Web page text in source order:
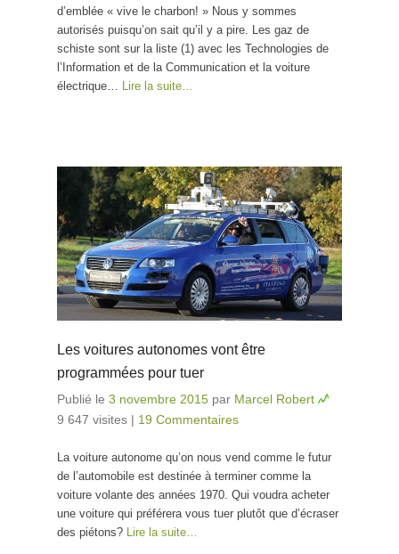
d’emblée « vive le charbon! » Nous y sommes
autorisés puisqu’on sait qu’il y a pire. Les gaz de
schiste sont sur la liste (1) avec les Technologies de
l’Information et de la Communication et la voiture
électrique…
Lire la suite…
Les voitures autonomes vont être
programmées pour tuer
Publié le 3 novembre 2015 par Marcel Robert
9 647 visites | 19 Commentaires
La voiture autonome qu’on nous vend comme le futur
de l’automobile est destinée à terminer comme la
voiture volante des années 1970. Qui voudra acheter
une voiture qui préférera vous tuer plutôt que d’écraser
des piétons? Lire la suite…